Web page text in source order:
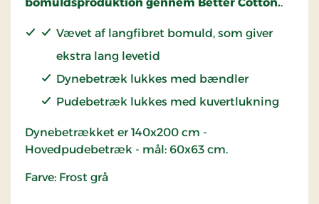
Vævet af langfibret bomuld, som giver
ekstra lang levetid
Dynebetræk lukkes med bændler
Pudebetræk lukkes med kuvertlukning
Dynebetrækket er 140x200 cm -
Hovedpudebetræk - mål: 60x63 cm.
Farve: Frost grå